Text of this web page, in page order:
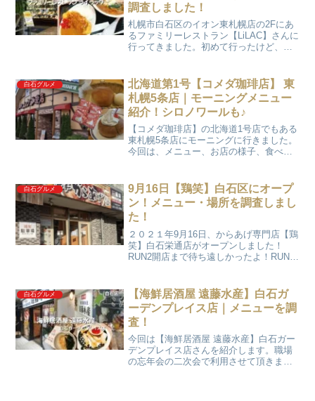
調査しました！
札幌市白石区のイオン東札幌店の2Fにあ
るファミリーレストラン【LiLAC】さんに
行ってきました。初めて行ったけど、昭
メニューを調査しました！合わせて私た
ちが食べた...
白石グルメ
北海道第1号【コメダ珈琲店】 東
札幌5条店｜モーニングメニュー
紹介！シロノワールも♪
【コメダ珈琲店】の北海道1号店でもある
東札幌5条店にモーニングに行きました。
今回は、メニュー、お店の様子、食べた
ューしました♪娘ずっと気になっていたか
ら嬉しい♪【コ...
白石グルメ
9月16日【鶏笑】白石区にオープ
ン！メニュー・場所を調査しまし
た！
２０２１年9月16日、からあげ専門店【鶏
笑】白石栄通店がオープンしました！
RUN2開店まで待ち遠しかったよ！RUNパ
５０店舗を展開するからあげ専門店で
す。「２０...
白石グルメ
【海鮮居酒屋 遠藤水産】白石ガ
ーデンプレイス店｜メニューを調
査！
今回は【海鮮居酒屋 遠藤水産】白石ガー
デンプレイス店さんを紹介します。職場
の忘年会の二次会で利用させて頂きまし